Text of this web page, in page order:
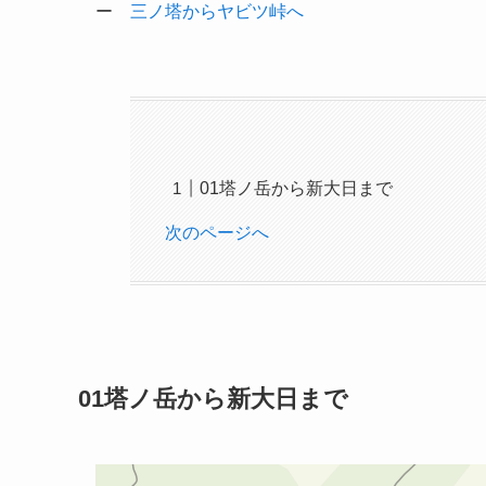
ー 三ノ塔からヤビツ峠へ
01塔ノ岳から新大日まで
次のページへ
01塔ノ岳から新大日まで